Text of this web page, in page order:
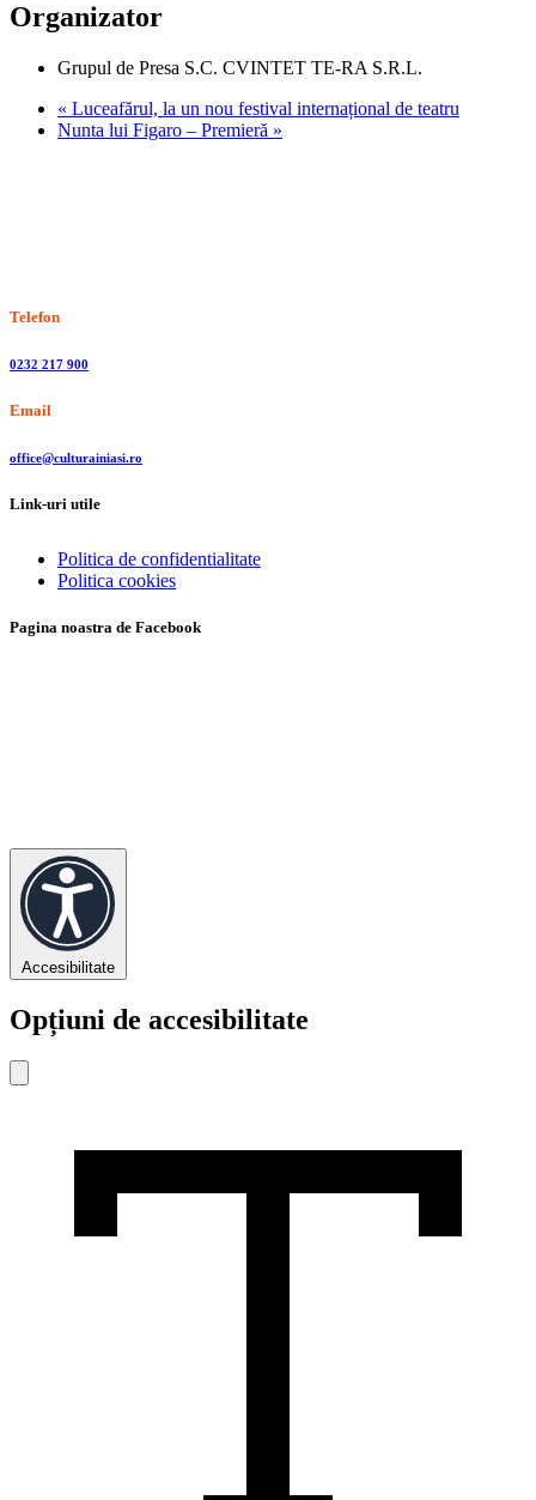
Organizator
Grupul de Presa S.C. CVINTET TE-RA S.R.L.
« Luceafărul, la un nou festival internațional de teatru
Nunta lui Figaro – Premieră »
Telefon
0232 217 900
Email
office@culturainiasi.ro
Link-uri utile
Politica de confidentialitate
Politica cookies
Pagina noastra de Facebook
Accesibilitate
Opțiuni de accesibilitate